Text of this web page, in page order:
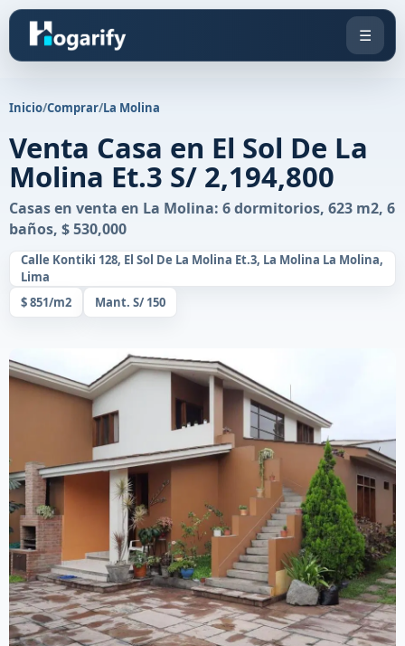
☰
Inicio/Comprar/La Molina
Venta Casa en El Sol De La
Molina Et.3 S/ 2,194,800
Casas en venta en La Molina: 6 dormitorios, 623 m2, 6
baños, $ 530,000
Calle Kontiki 128, El Sol De La Molina Et.3, La Molina La Molina,
Lima
$ 851/m2
Mant. S/ 150